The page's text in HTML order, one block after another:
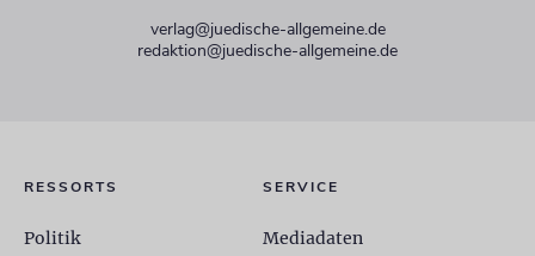
verlag@juedische-allgemeine.de
redaktion@juedische-allgemeine.de
RESSORTS
Politik
SERVICE
Mediadaten